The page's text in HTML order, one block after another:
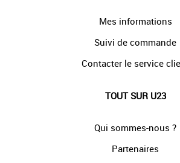
Mes informations
Suivi de commande
Contacter le service
TOUT SUR U23
Qui sommes-nous ?
Partenaires